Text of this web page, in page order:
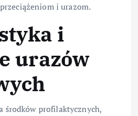
i urazom.
i
urazów
środków profilaktycznych,